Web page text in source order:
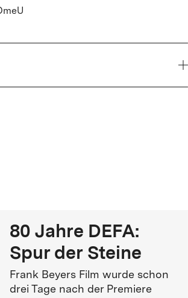
FSK 6
Kinostart
01.07.1966
80 Jahre DEFA:
Spur der Steine
Frank Beyers Film wurde schon
drei Tage nach der Premiere